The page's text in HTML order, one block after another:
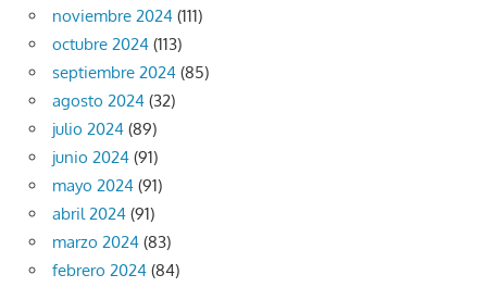
noviembre 2024 (111)
octubre 2024 (113)
septiembre 2024 (85)
agosto 2024 (32)
julio 2024 (89)
junio 2024 (91)
mayo 2024 (91)
abril 2024 (91)
marzo 2024 (83)
febrero 2024 (84)